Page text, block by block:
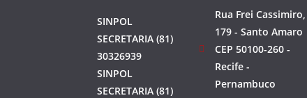
SINPOL
SECRETARIA (81)
30326939
SINPOL
SECRETARIA (81)
Rua Frei Cassimiro,
179 - Santo Amaro
CEP 50100-260 -
Recife -
Pernambuco